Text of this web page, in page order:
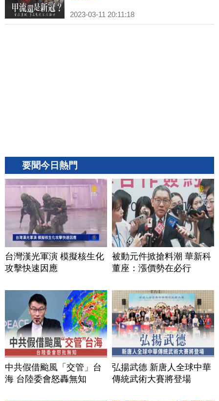
2023-03-11 20:11:18
要聞今日熱門
台灣漢光軍演 模擬核生化
攻擊快速因應
被動元件掀搶料潮 華新科
董座：漲價勢在必行
中共假借颱風「交管」台
海 台陸委會怒轟無知
弘揚武德 新唐人全球中華
傳統武術大賽將登場